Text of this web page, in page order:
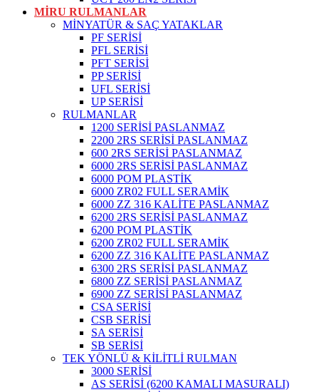
MİRU RULMANLAR
MİNYATÜR & SAÇ YATAKLAR
PF SERİSİ
PFL SERİSİ
PFT SERİSİ
PP SERİSİ
UFL SERİSİ
UP SERİSİ
RULMANLAR
1200 SERİSİ PASLANMAZ
2200 2RS SERİSİ PASLANMAZ
600 2RS SERİSİ PASLANMAZ
6000 2RS SERİSİ PASLANMAZ
6000 POM PLASTİK
6000 ZR02 FULL SERAMİK
6000 ZZ 316 KALİTE PASLANMAZ
6200 2RS SERİSİ PASLANMAZ
6200 POM PLASTİK
6200 ZR02 FULL SERAMİK
6200 ZZ 316 KALİTE PASLANMAZ
6300 2RS SERİSİ PASLANMAZ
6800 ZZ SERİSİ PASLANMAZ
6900 ZZ SERİSİ PASLANMAZ
CSA SERİSİ
CSB SERİSİ
SA SERİSİ
SB SERİSİ
TEK YÖNLÜ & KİLİTLİ RULMAN
3000 SERİSİ
AS SERİSİ (6200 KAMALI MASURALI)